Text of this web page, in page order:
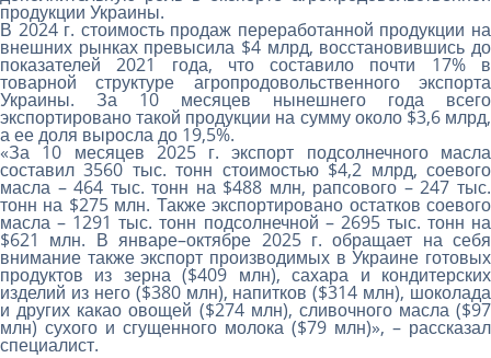
продукции Украины.
В 2024 г. стоимость продаж переработанной продукции на
внешних рынках превысила $4 млрд, восстановившись до
показателей 2021 года, что составило почти 17% в
товарной структуре агропродовольственного экспорта
Украины. За 10 месяцев нынешнего года всего
экспортировано такой продукции на сумму около $3,6 млрд,
а ее доля выросла до 19,5%.
«За 10 месяцев 2025 г. экспорт подсолнечного масла
составил 3560 тыс. тонн стоимостью $4,2 млрд, соевого
масла – 464 тыс. тонн на $488 млн, рапсового – 247 тыс.
тонн на $275 млн. Также экспортировано остатков соевого
масла – 1291 тыс. тонн подсолнечной – 2695 тыс. тонн на
$621 млн. В январе–октябре 2025 г. обращает на себя
внимание также экспорт производимых в Украине готовых
продуктов из зерна ($409 млн), сахара и кондитерских
изделий из него ($380 млн), напитков ($314 млн), шоколада
и других какао овощей ($274 млн), сливочного масла ($97
млн) сухого и сгущенного молока ($79 млн)», – рассказал
специалист.